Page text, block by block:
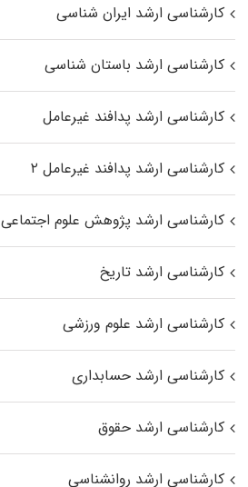
کارشناسی ارشد ایران شناسی
کارشناسی ارشد باستان شناسی
کارشناسی ارشد پدافند غیرعامل
کارشناسی ارشد پدافند غیرعامل ۲
کارشناسی ارشد پژوهش علوم اجتماعی
کارشناسی ارشد تاریخ
کارشناسی ارشد علوم ورزشی
کارشناسی ارشد حسابداری
کارشناسی ارشد حقوق
کارشناسی ارشد روانشناسی